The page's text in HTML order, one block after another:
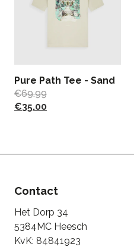
Pure Path Tee - Sand
€69.99
€35.00
Contact
Het Dorp 34
5384MC Heesch
KvK: 84841923